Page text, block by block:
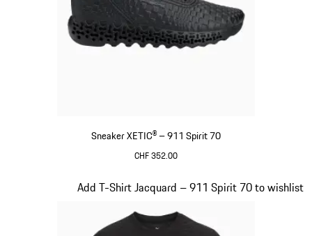
Sneaker XETIC® – 911 Spirit 70
CHF 352.00
Add T-Shirt Jacquard – 911 Spirit 70 to wishlist
Diapositiva 6 di 8